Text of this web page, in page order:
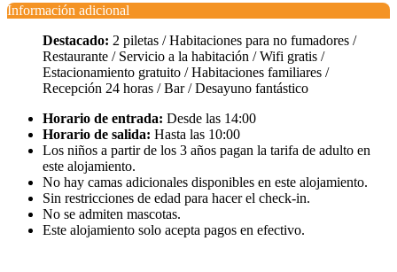
Información adicional
Destacado: 2 piletas / Habitaciones para no fumadores /
Restaurante / Servicio a la habitación / Wifi gratis /
Estacionamiento gratuito / Habitaciones familiares /
Recepción 24 horas / Bar / Desayuno fantástico
Horario de entrada: Desde las 14:00
Horario de salida: Hasta las 10:00
Los niños a partir de los 3 años pagan la tarifa de adulto en
este alojamiento.
No hay camas adicionales disponibles en este alojamiento.
Sin restricciones de edad para hacer el check-in.
No se admiten mascotas.
Este alojamiento solo acepta pagos en efectivo.